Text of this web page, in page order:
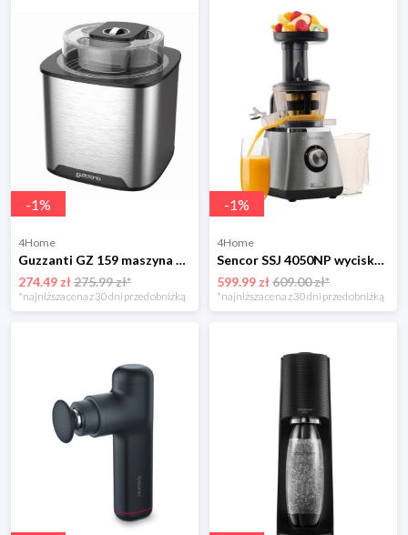
-1%
4Home
Guzzanti GZ 159 maszyna do lodów
274.49 zł275.99 zł*
*najniższa cena z 30 dni przed obniżką
-1%
4Home
Sencor SSJ 4050NP wyciskarka wolnoobrotowa, czarny
599.99 zł609.00 zł*
*najniższa cena z 30 dni przed obniżką